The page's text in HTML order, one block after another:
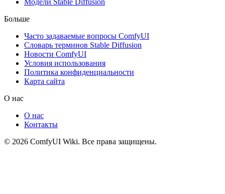
Больше
Часто задаваемые вопросы ComfyUI
Словарь терминов Stable Diffusion
Новости ComfyUI
Условия использования
Политика конфиденциальности
Карта сайта
О нас
О нас
Контакты
© 2026 ComfyUI Wiki. Все права защищены.